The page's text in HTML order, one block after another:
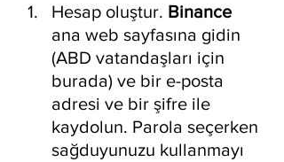
Hesap oluştur. Binance
ana web sayfasına gidin
(ABD vatandaşları için
burada) ve bir e-posta
adresi ve bir şifre ile
kaydolun. Parola seçerken
sağduyunuzu kullanmayı